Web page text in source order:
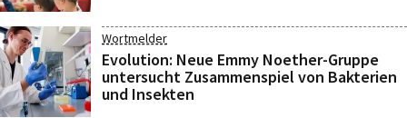
Wortmelder
Evolution: Neue Emmy Noether-Gruppe
untersucht Zusammenspiel von Bakterien
und Insekten